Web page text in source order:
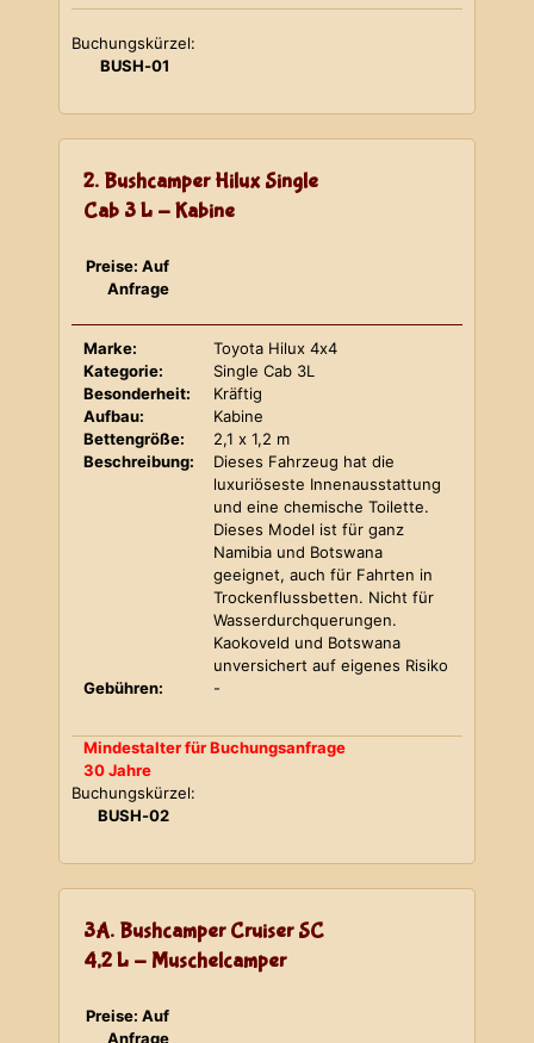
Buchungskürzel:
BUSH-01
2. Bushcamper Hilux Single
Cab 3 L - Kabine
Preise: Auf
Anfrage
Marke:
Toyota Hilux 4x4
Kategorie:
Single Cab 3L
Besonderheit:
Kräftig
Aufbau:
Kabine
Bettengröße:
2,1 x 1,2 m
Beschreibung:
Dieses Fahrzeug hat die
luxuriöseste Innenausstattung
und eine chemische Toilette.
Dieses Model ist für ganz
Namibia und Botswana
geeignet, auch für Fahrten in
Trockenflussbetten. Nicht für
Wasserdurchquerungen.
Kaokoveld und Botswana
unversichert auf eigenes Risiko
Gebühren:
-
Mindestalter für Buchungsanfrage
30 Jahre
Buchungskürzel:
BUSH-02
3A. Bushcamper Cruiser SC
4,2 L - Muschelcamper
Preise: Auf
Anfrage